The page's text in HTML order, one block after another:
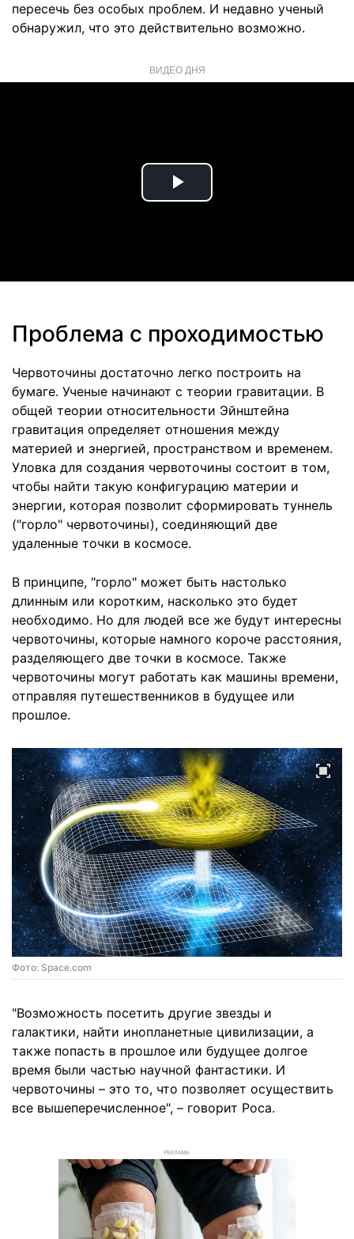
пересечь без особых проблем. И недавно ученый
обнаружил, что это действительно возможно.
ВИДЕО ДНЯ
Play
Проблема с проходимостью
Червоточины достаточно легко построить на
бумаге. Ученые начинают с теории гравитации. В
общей теории относительности Эйнштейна
гравитация определяет отношения между
материей и энергией, пространством и временем.
Уловка для создания червоточины состоит в том,
чтобы найти такую конфигурацию материи и
энергии, которая позволит сформировать туннель
("горло" червоточины), соединяющий две
удаленные точки в космосе.
В принципе, "горло" может быть настолько
длинным или коротким, насколько это будет
необходимо. Но для людей все же будут интересны
червоточины, которые намного короче расстояния,
разделяющего две точки в космосе. Также
червоточины могут работать как машины времени,
отправляя путешественников в будущее или
прошлое.
Фото: Space.com
"Возможность посетить другие звезды и
галактики, найти инопланетные цивилизации, а
также попасть в прошлое или будущее долгое
время были частью научной фантастики. И
червоточины – это то, что позволяет осуществить
все вышеперечисленное", – говорит Роса.
РЕКЛАМА